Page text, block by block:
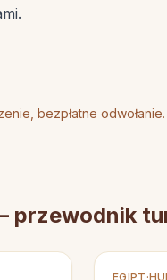
bezpłatne odwołanie.
przewodnik
EGIPT ·